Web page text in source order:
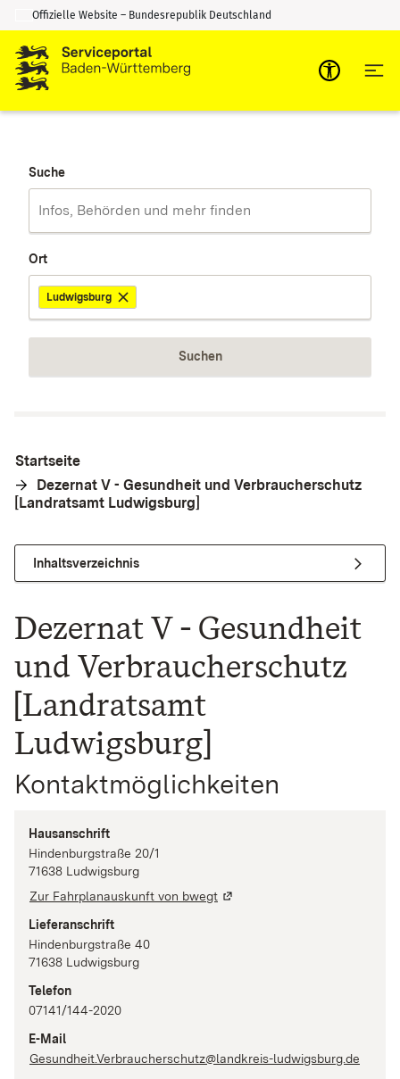
Zum Inhalt springen
Zur Suche springen
Offizielle Website – Bundesrepublik Deutschland
Suche
Ort
Ludwigsburg
Suchen
Startseite
Dezernat V - Gesundheit und Verbraucherschutz
[Landratsamt Ludwigsburg]
Inhaltsverzeichnis
Dezernat V - Gesundheit
und Verbraucherschutz
[Landratsamt
Ludwigsburg]
Kontaktmöglichkeiten
Hausanschrift
Hindenburgstraße 20/1
71638 Ludwigsburg
Zur Fahrplanauskunft von bwegt
Lieferanschrift
Hindenburgstraße 40
71638 Ludwigsburg
Telefon
07141/144-2020
E-Mail
Gesundheit.Verbraucherschutz@landkreis-ludwigsburg.de